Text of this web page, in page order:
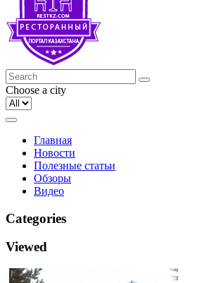
Choose a city
Главная
Новости
Полезные статьи
Обзоры
Видео
Categories
Viewed